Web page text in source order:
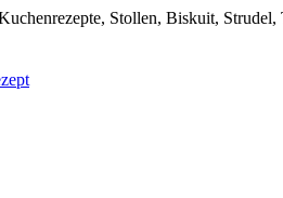
Stollen, Biskuit, Strudel,